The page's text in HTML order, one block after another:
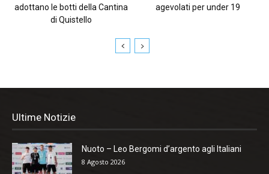
adottano le botti della Cantina
di Quistello
agevolati per under 19
Ultime Notizie
Nuoto – Leo Bergomi d’argento agli Italiani
8 Agosto 2026